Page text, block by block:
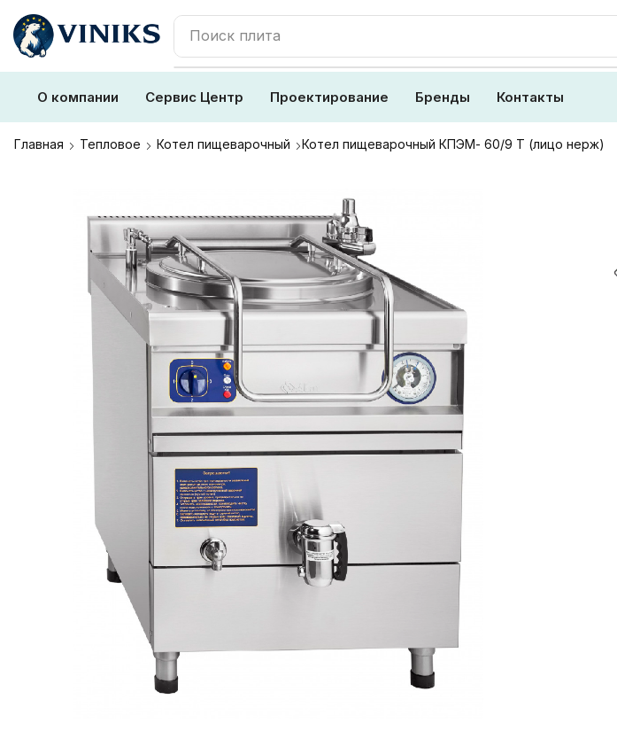
Поиск плита
О компании Сервис Центр Проектирование Бренды Контакты
Главная Тепловое Котел пищеварочный Котел пищеварочный КПЭМ- 60/9 Т (лицо нерж)